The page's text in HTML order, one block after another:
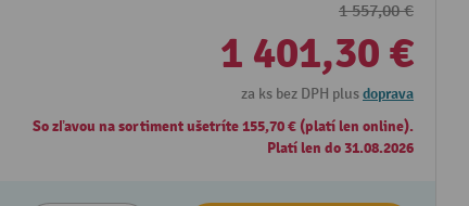
1 557,00 €
1 401,30 €
za ks bez DPH plusdoprava
So zľavou na sortiment ušetríte 155,70 € (platí len online).
Platí len do 31.08.2026